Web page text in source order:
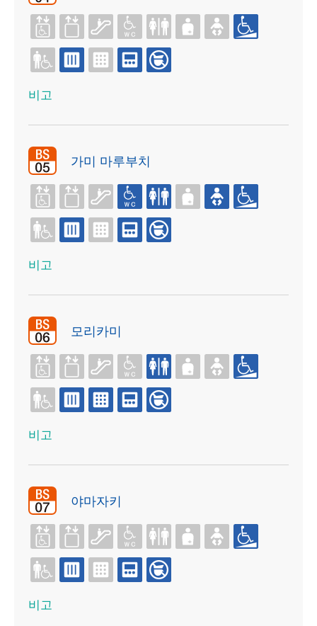
비고
가미 마루부치
비고
모리카미
비고
야마자키
비고